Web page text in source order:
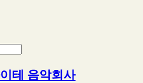
테 음악회사